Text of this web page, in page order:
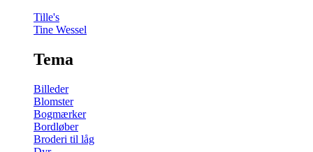
Tille's
Tine Wessel
Tema
Billeder
Blomster
Bogmærker
Bordløber
Broderi til låg